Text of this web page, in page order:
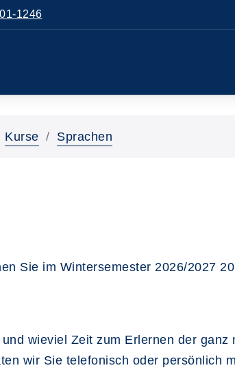
1246
Kurse Sprachen
Sie im Wintersemester 2026/2027
wieviel Zeit zum Erlernen der
wir Sie telefonisch oder persönlich